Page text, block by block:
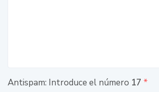
Antispam: Introduce el número 17 *